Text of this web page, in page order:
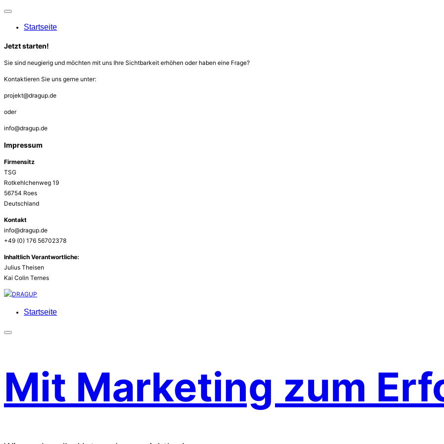
umschalten
Startseite
Jetzt starten!
Sie sind neugierig und möchten mit uns Ihre Sichtbarkeit erhöhen oder haben eine Frage?
Kontaktieren Sie uns gerne unter:
projekt@dragup.de
oder
info@dragup.de
Impressum
Firmensitz
TSG
Rotkehlchenweg 19
56754 Roes
Deutschland
Kontakt
info@dragup.de
+49 (0) 176 56702378
Inhaltlich Verantwortliche:
Julius Theisen
Kai Colin Ternes
Zu
springenStartseite
Mit Marketing zum